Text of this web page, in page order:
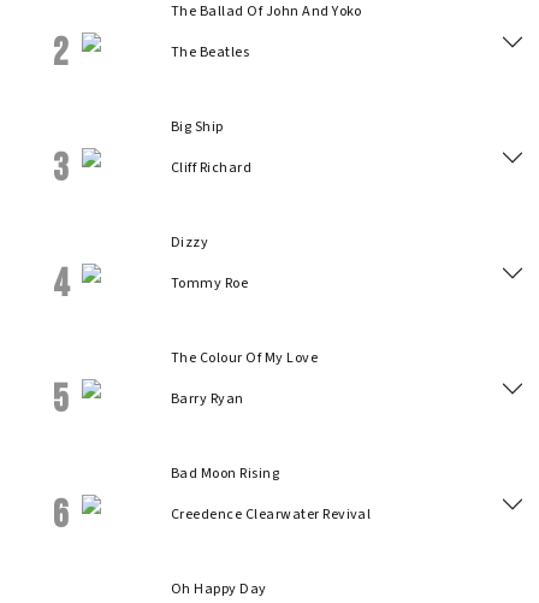
2
The Ballad Of John And Yoko
The Beatles
3
Big Ship
Cliff Richard
4
Dizzy
Tommy Roe
5
The Colour Of My Love
Barry Ryan
6
Bad Moon Rising
Creedence Clearwater Revival
Oh Happy Day